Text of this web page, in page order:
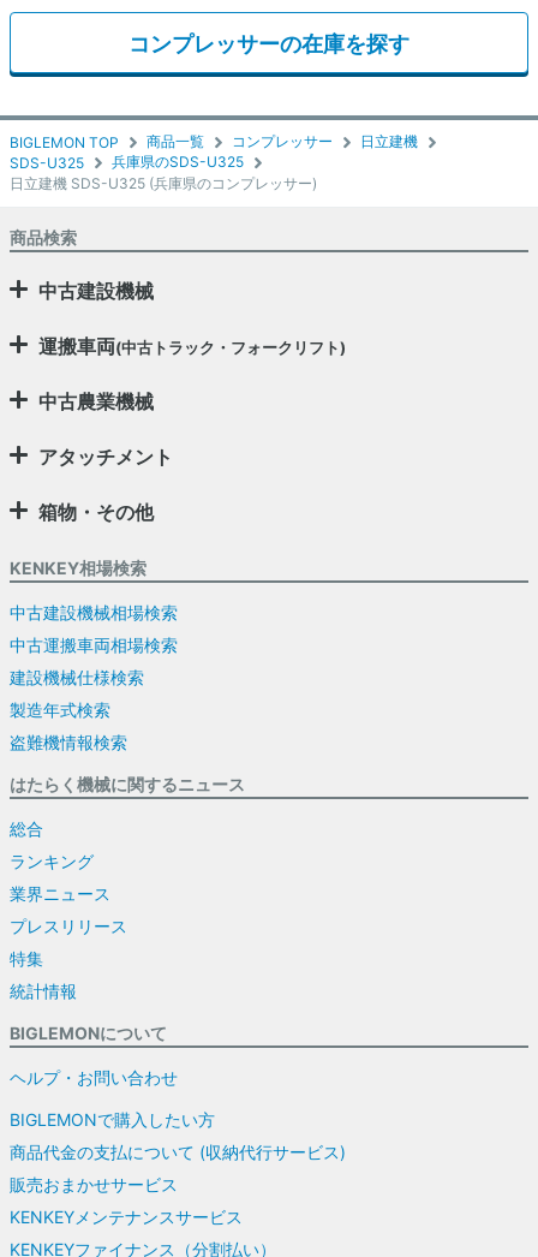
BIGLEMON TOP 商品一覧 コンプレッサー
日立建機
SDS-U325
兵庫県のSDS-U325
日立建機 SDS-U325 (兵庫県のコンプレッサー)
コンプレッサーの在庫を探す
商品検索
中古建設機械
運搬車両(中古トラック・フォークリフト)
中古農業機械
アタッチメント
箱物・その他
KENKEY相場検索
中古建設機械相場検索
中古運搬車両相場検索
建設機械仕様検索
製造年式検索
盗難機情報検索
はたらく機械に関するニュース
総合
ランキング
業界ニュース
プレスリリース
特集
統計情報
BIGLEMONについて
ヘルプ・お問い合わせ
BIGLEMONで購入したい方
商品代金の支払について (収納代行サービス)
販売おまかせサービス
KENKEYメンテナンスサービス
KENKEYファイナンス（分割払い）